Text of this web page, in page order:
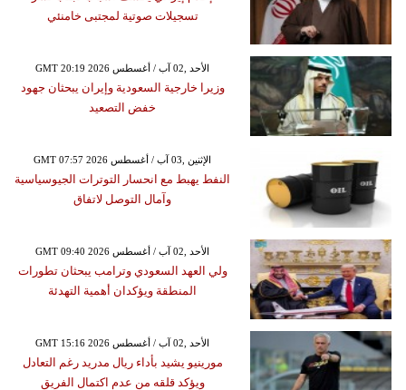
تسجيلات صوتية لمجتبى خامنئي
GMT 20:19 2026 الأحد ,02 آب / أغسطس
وزيرا خارجية السعودية وإيران يبحثان جهود
خفض التصعيد
GMT 07:57 2026 الإثنين ,03 آب / أغسطس
النفط يهبط مع انحسار التوترات الجيوسياسية
وآمال التوصل لاتفاق
GMT 09:40 2026 الأحد ,02 آب / أغسطس
ولي العهد السعودي وترامب يبحثان تطورات
المنطقة ويؤكدان أهمية التهدئة
GMT 15:16 2026 الأحد ,02 آب / أغسطس
مورينيو يشيد بأداء ريال مدريد رغم التعادل
ويؤكد قلقه من عدم اكتمال الفريق